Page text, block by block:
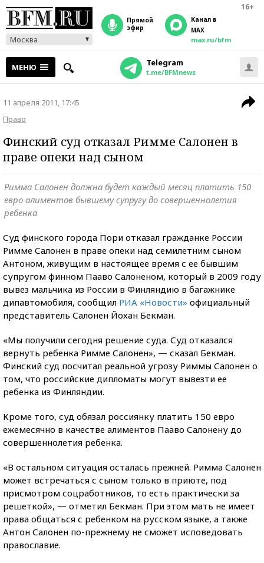
16+
Москва
прямой
эфир
Канал в
MAX
max.ru/bfm
МЕНЮ Telegram
t.me/BFMnews
11 апреля 2011, 17:45
Право
Финский суд отказал Римме Салонен в
праве опеки над сыном
Римма Салонен должна будет каждый месяц платить 150
евро алиментов бывшему супругу до совершеннолетия
ребенка
Суд финского города Пори отказал гражданке России
Римме Салонен в праве опеки над семилетним сыном
Антоном, живущим в настоящее время с ее бывшим
супругом финном Пааво Салоненом, который в 2009 году
вывез мальчика из России в Финляндию в багажнике
дипавтомобиля, сообщил РИА «Новости» официальный
представитель Салонен Йохан Бекман.
«Мы получили сегодня решение суда. Суд отказался
вернуть ребенка Римме Салонен», — сказал Бекман.
Финский суд посчитал реальной угрозу Риммы Салонен о
том, что российские дипломаты могут вывезти ее
ребенка из Финляндии.
Кроме того, суд обязал россиянку платить 150 евро
ежемесячно в качестве алиментов Пааво Салонену до
совершеннолетия ребенка.
«В остальном ситуация осталась прежней. Римма Салонен
может встречаться с сыном только в приюте, под
присмотром соцработников, то есть практически за
решеткой», — отметил Бекман. При этом мать не имеет
права общаться с ребенком на русском языке, а также
Антон Салонен по-прежнему не сможет исповедовать
православие.